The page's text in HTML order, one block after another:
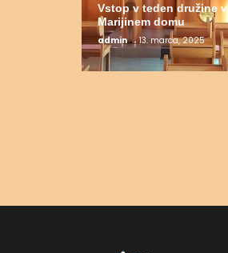
Vstop v teden družine v
Marijinem domu
admin 13. marca, 2025